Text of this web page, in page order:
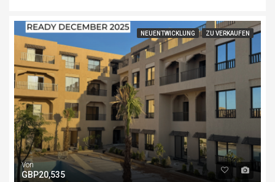
NEUENTWICKLUNG ZU VERKAUFEN
Von
GBP20,535